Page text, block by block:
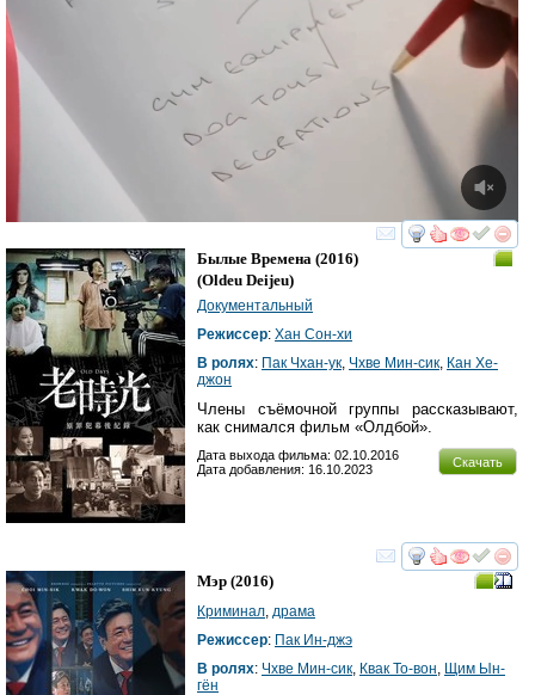
смотреть
Былые Времена (2016)
(Oldeu Deijeu)
Документальный
Режиссер: Хан Сон-хи
В ролях: Пак Чхан-ук Чхве Мин-сик Кан Хе-
джон
Члены съёмочной группы рассказывают,
как снимался фильм «Олдбой».
Скачать
Дата выхода фильма: 02.10.2016
Дата добавления: 16.10.2023
смотреть
Мэр (2016)
Криминал драма
Режиссер: Пак Ин-джэ
В ролях: Чхве Мин-сик Квак То-вон Щим Ын-
гён